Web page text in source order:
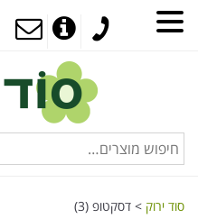
סוד ירוק > דסקטופ (3)